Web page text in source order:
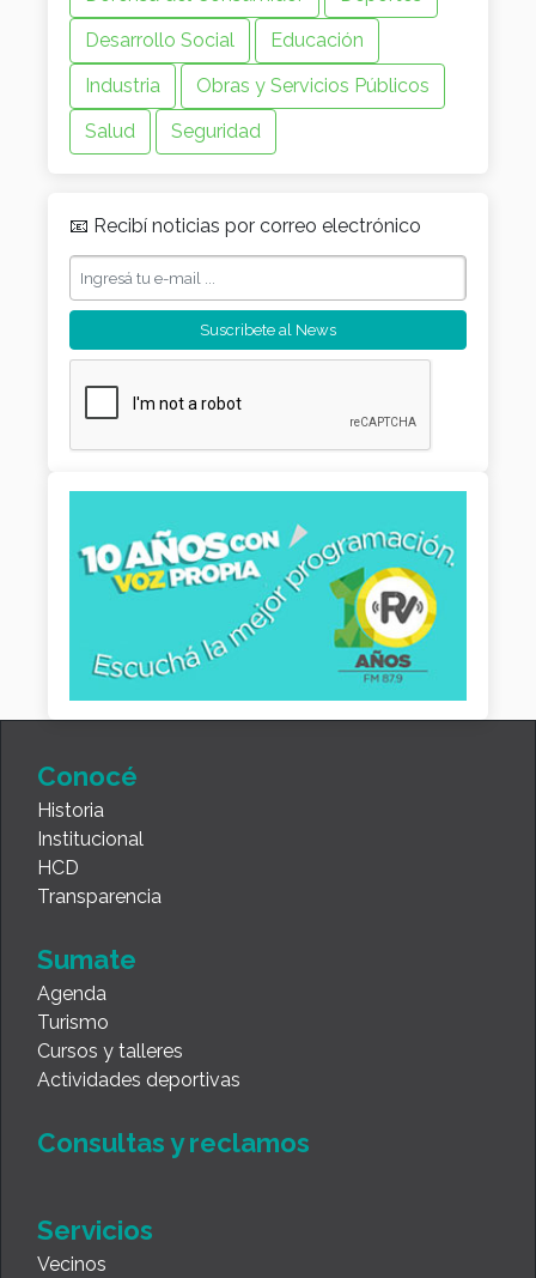
Desarrollo Social
Educación
Industria
Obras y Servicios Públicos
Salud
Seguridad
📧 Recibí noticias por correo electrónico
Conocé
Historia
Institucional
HCD
Transparencia
Sumate
Agenda
Turismo
Cursos y talleres
Actividades deportivas
Consultas y reclamos
Servicios
Vecinos